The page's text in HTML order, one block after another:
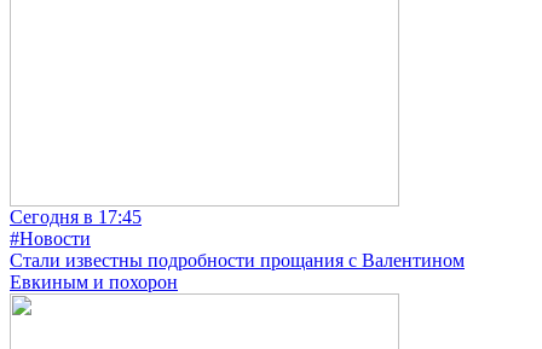
Сегодня в 17:45
#Новости
Стали известны подробности прощания с Валентином
Евкиным и похорон